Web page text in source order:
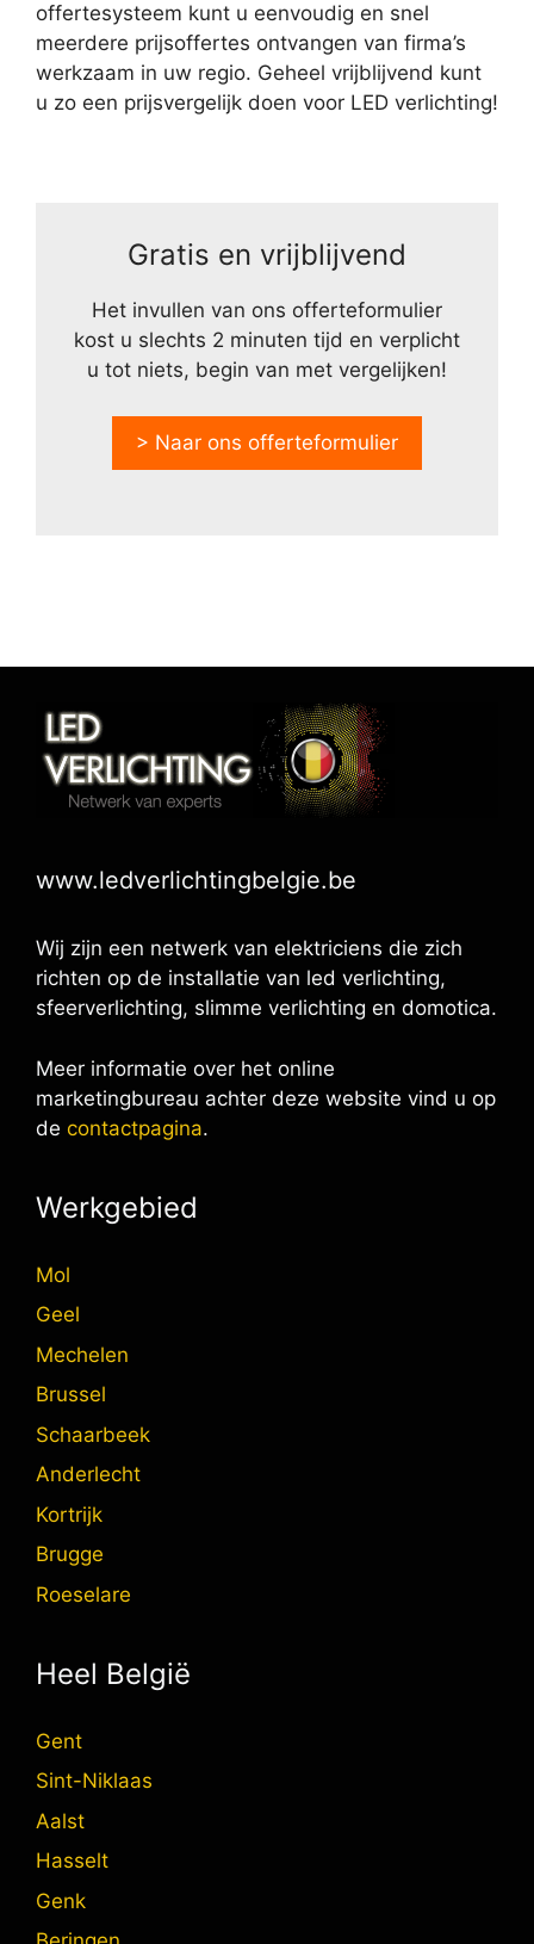
offertesysteem kunt u eenvoudig en snel
meerdere prijsoffertes ontvangen van firma’s
werkzaam in uw regio. Geheel vrijblijvend kunt
u zo een prijsvergelijk doen voor LED verlichting!
Gratis en vrijblijvend
Het invullen van ons offerteformulier
kost u slechts 2 minuten tijd en verplicht
u tot niets, begin van met vergelijken!
> Naar ons offerteformulier
www.ledverlichtingbelgie.be
Wij zijn een netwerk van elektriciens die zich
richten op de installatie van led verlichting,
sfeerverlichting, slimme verlichting en domotica.
Meer informatie over het online
marketingbureau achter deze website vind u op
de contactpagina.
Werkgebied
Mol
Geel
Mechelen
Brussel
Schaarbeek
Anderlecht
Kortrijk
Brugge
Roeselare
Heel België
Gent
Sint-Niklaas
Aalst
Hasselt
Genk